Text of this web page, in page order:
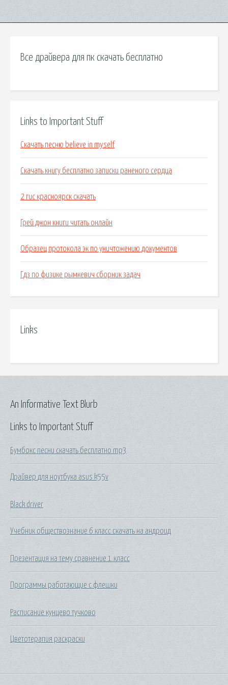
Все драйвера для пк скачать бесплатно
Links to Important Stuff
Скачать песню believe in myself
Скачать книгу бесплатно записки раненого сердца
2 гис красноярск скачать
Грей джон книги читать онлайн
Образец протокола эк по уничтожению документов
Гдз по физике рымкевич сборник задач
Links
Links to Important Stuff
Бумбокс песни скачать бесплатно mp3
Драйвер для ноутбука asus k55v
Black driver
Учебник обществознание 6 класс скачать на андроид
Презентация на тему сравнение 1 класс
Программы работающие с флешки
Расписание кунцево тучково
Цветотерапия раскраски
An Informative Text Blurb